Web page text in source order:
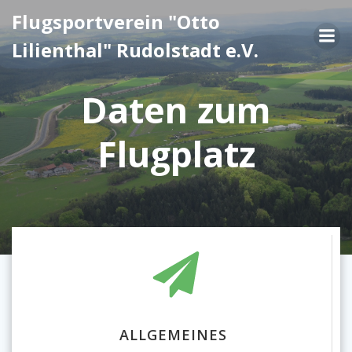
Inhalt
springen
Flugsportverein "Otto
Lilienthal" Rudolstadt e.V.
Daten zum
Flugplatz
ALLGEMEINES